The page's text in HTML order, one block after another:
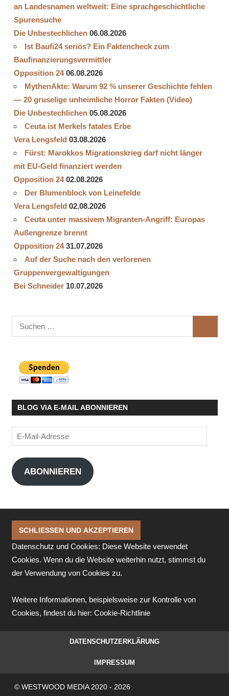
an Landesnamen weltweit: Eine sprachgeschichtliche
Spurensuche
Die Unbestechlichen 06.08.2026
Ist Baufi24 seriös? Ein Faktencheck zum
Baufinanzierungsvermittler
Opposition 24 06.08.2026
MythenAkte: Warum 92 % unserer Geschichte fehlen
— 20 gruselige unheimliche Horror Fakten (Video)
Die Unbestechlichen 05.08.2026
Ceuta ist Merkels fatales Erbe
Vera Lengsfeld 03.08.2026
Fürst: Marokkos Migrationskrieg darf nicht länger
mit EU-Geld finanziert werden
Opposition 24 02.08.2026
Der Blumenblock von Leinefelde
Vera Lengsfeld 02.08.2026
Ceuta unter massivem Migranten-Angriff: Europas
Außengrenze brennt
Opposition 24 31.07.2026
Auf der Suche nach den verlorenen
Gruppenvergewaltigungen
Bei Schneider 10.07.2026
Suchen
nach:
BLOG VIA E-MAIL ABONNIEREN
E-
Mail-
Adresse
ABONNIEREN
Datenschutz und Cookies: Diese Website verwendet
Cookies. Wenn du die Website weiterhin nutzt, stimmst du
der Verwendung von Cookies zu.
Weitere Informationen, beispielsweise zur Kontrolle von
Cookies, findest du hier: Cookie-Richtlinie
DATENSCHUTZERKLÄRUNG
IMPRESSUM
© WESTWOOD MEDIA 2020 - 2026